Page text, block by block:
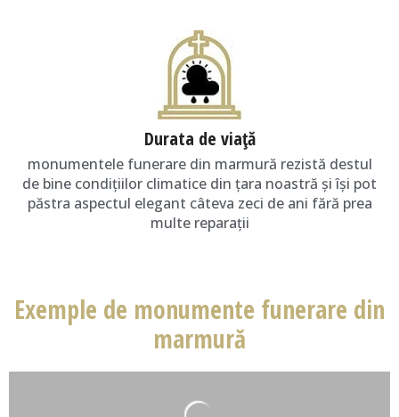
Durata de viaţă
monumentele funerare din marmură rezistă destul
de bine condiţiilor climatice din ţara noastră și își pot
păstra aspectul elegant câteva zeci de ani fără prea
multe reparaţii
Exemple de monumente funerare din
marmură